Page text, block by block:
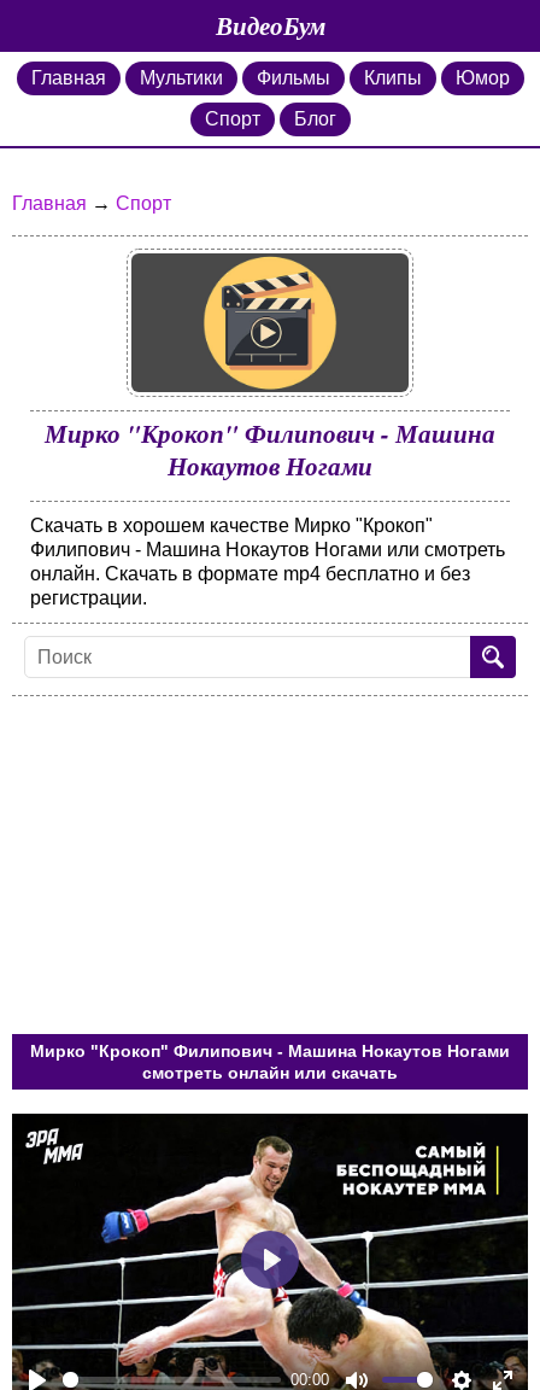
ВидеоБум
Главная Мультики Фильмы Клипы
Юмор
Спорт
Блог
Главная → Спорт
Мирко "Крокоп" Филипович - Машина
Нокаутов Ногами
Скачать в хорошем качестве Мирко "Крокоп"
Филипович - Машина Нокаутов Ногами или смотреть
онлайн. Скачать в формате mp4 бесплатно и без
регистрации.
Мирко "Крокоп" Филипович - Машина Нокаутов Ногами
смотреть онлайн или скачать
00:00
Play